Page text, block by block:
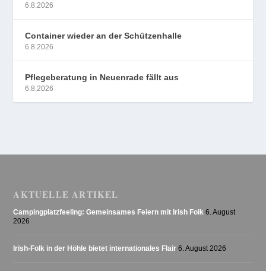
6.8.2026
Container wieder an der Schützenhalle
6.8.2026
Pflegeberatung in Neuenrade fällt aus
6.8.2026
AKTUELLE ARTIKEL
Campingplatzfeeling: Gemeinsames Feiern mit Irish Folk 6. August
2026
Irish-Folk in der Höhle bietet internationales Flair 6. August 2026